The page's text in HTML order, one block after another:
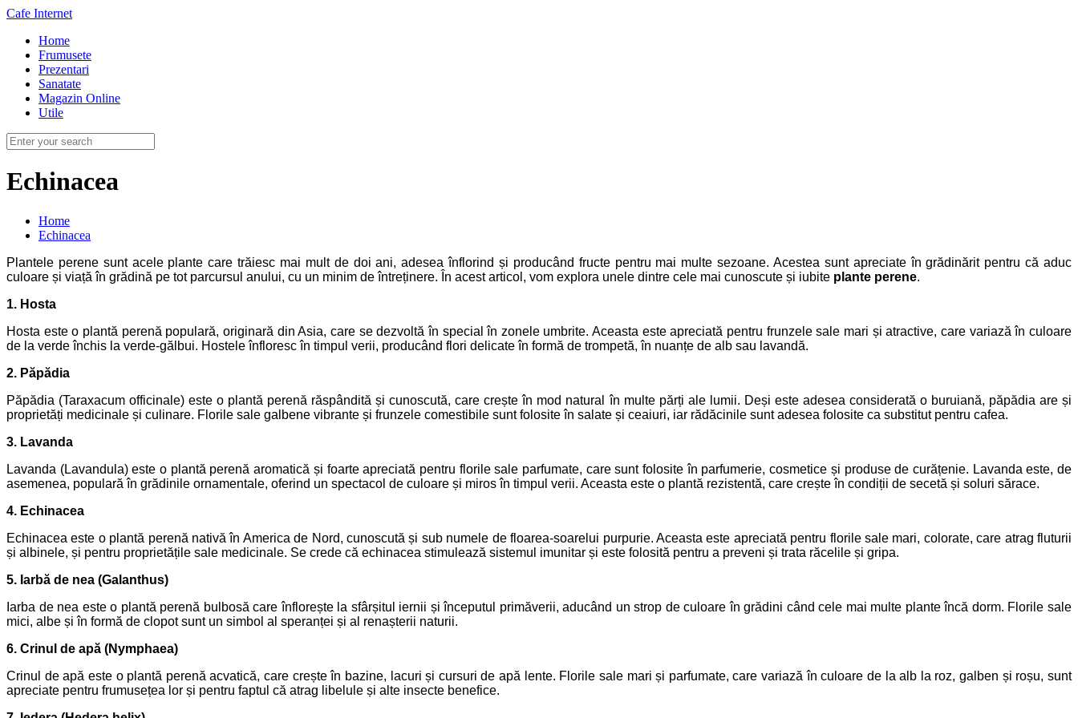
Cafe Internet
Home
Frumusete
Prezentari
Sanatate
Magazin Online
Utile
Echinacea
Home
Echinacea
Plantele perene sunt acele plante care trăiesc mai mult de doi ani, adesea înflorind și producând fructe pentru mai multe sezoane. Acestea sunt apreciate în grădinărit pentru că aduc
culoare și viață în grădină pe tot parcursul anului, cu un minim de întreținere. În acest articol, vom explora unele dintre cele mai cunoscute și iubite plante perene.
1. Hosta
Hosta este o plantă perenă populară, originară din Asia, care se dezvoltă în special în zonele umbrite. Aceasta este apreciată pentru frunzele sale mari și atractive, care variază în culoare
de la verde închis la verde-gălbui. Hostele înfloresc în timpul verii, producând flori delicate în formă de trompetă, în nuanțe de alb sau lavandă.
2. Păpădia
Păpădia (Taraxacum officinale) este o plantă perenă răspândită și cunoscută, care crește în mod natural în multe părți ale lumii. Deși este adesea considerată o buruiană, păpădia are și
proprietăți medicinale și culinare. Florile sale galbene vibrante și frunzele comestibile sunt folosite în salate și ceaiuri, iar rădăcinile sunt adesea folosite ca substitut pentru cafea.
3. Lavanda
Lavanda (Lavandula) este o plantă perenă aromatică și foarte apreciată pentru florile sale parfumate, care sunt folosite în parfumerie, cosmetice și produse de curățenie. Lavanda este, de
asemenea, populară în grădinile ornamentale, oferind un spectacol de culoare și miros în timpul verii. Aceasta este o plantă rezistentă, care crește în condiții de secetă și soluri sărace.
4. Echinacea
Echinacea este o plantă perenă nativă în America de Nord, cunoscută și sub numele de floarea-soarelui purpurie. Aceasta este apreciată pentru florile sale mari, colorate, care atrag fluturii
și albinele, și pentru proprietățile sale medicinale. Se crede că echinacea stimulează sistemul imunitar și este folosită pentru a preveni și trata răcelile și gripa.
5. Iarbă de nea (Galanthus)
Iarba de nea este o plantă perenă bulbosă care înflorește la sfârșitul iernii și începutul primăverii, aducând un strop de culoare în grădini când cele mai multe plante încă dorm. Florile sale
mici, albe și în formă de clopot sunt un simbol al speranței și al renașterii naturii.
6. Crinul de apă (Nymphaea)
Crinul de apă este o plantă perenă acvatică, care crește în bazine, lacuri și cursuri de apă lente. Florile sale mari și parfumate, care variază în culoare de la alb la roz, galben și roșu, sunt
apreciate pentru frumusețea lor și pentru faptul că atrag libelule și alte insecte benefice.